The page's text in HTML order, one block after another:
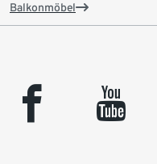
Balkonmöbel
facebook youtube